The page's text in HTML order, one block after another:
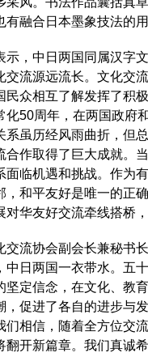
有融合日本墨象技法的用
，中日两国同属汉字文
交流源远流长。文化交
众相互了解发挥了积极
化50周年，在两国政府
系虽历经风雨曲折，但
合作取得了巨大成就。
面临机遇和挑战。作为
，和平友好是唯一的正
华友好交流牵线搭桥，
流协会副会长兼秘书
中日两国一衣带水。五
坚定信念，在文化、教
，促进了各自的进步与
们相信，随着全方位交
翻开新篇章。我们真诚